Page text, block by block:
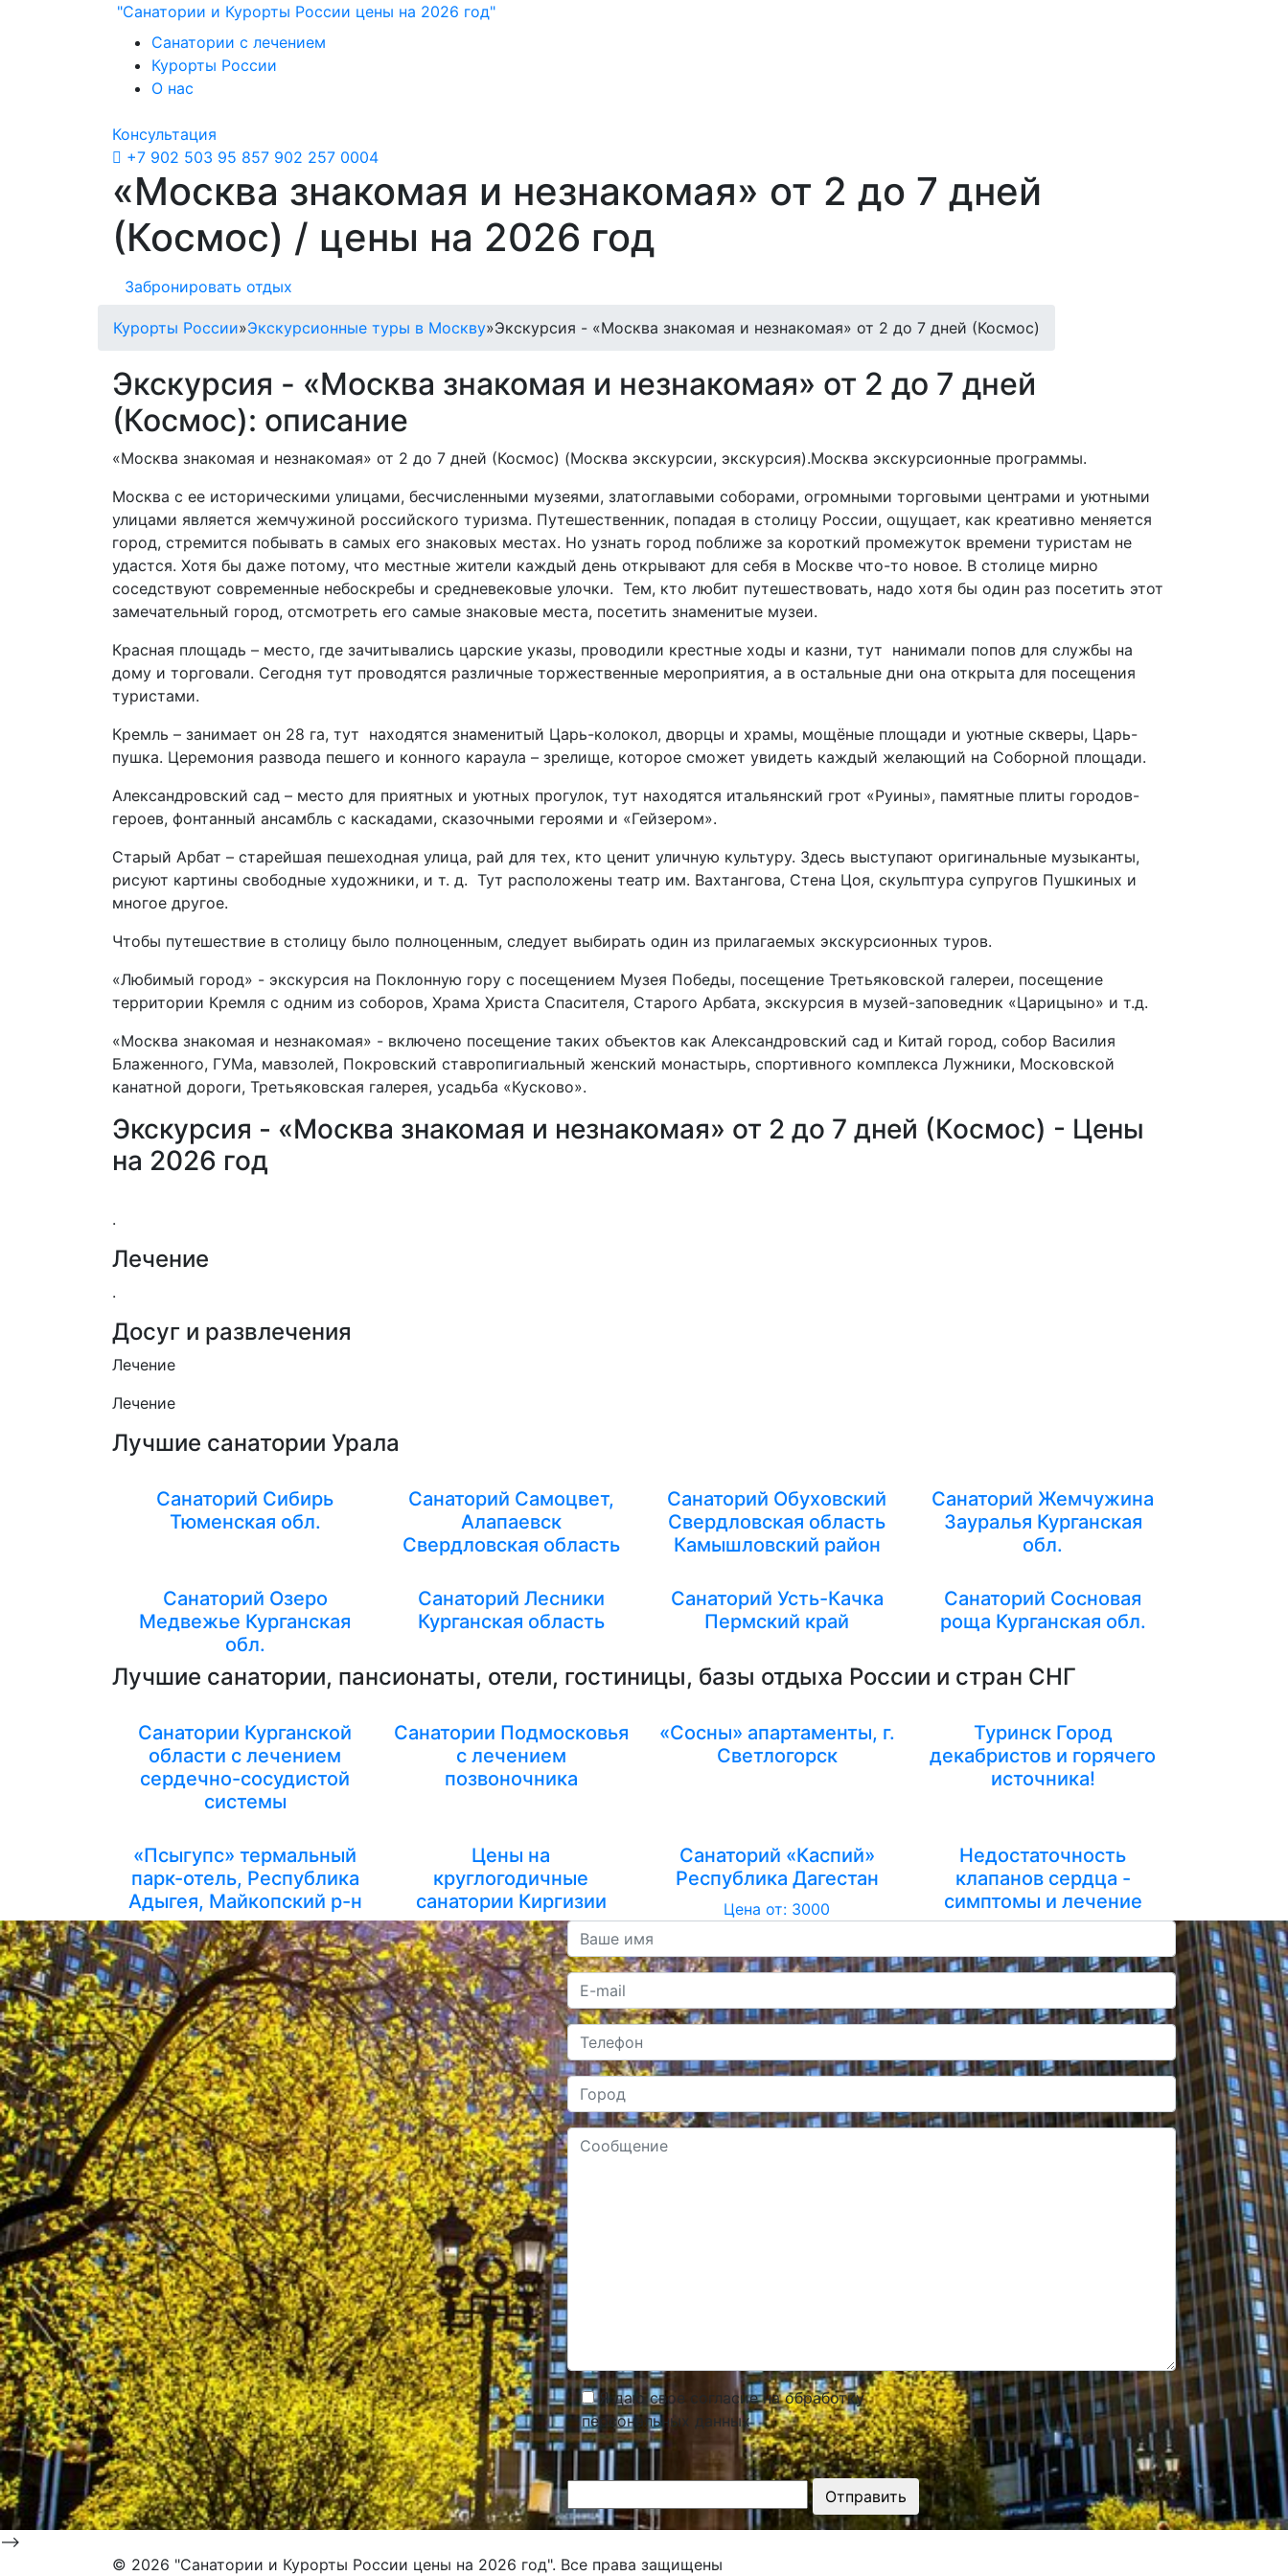
"Санатории и Курорты России цены на 2026 год"
Санатории с лечением
Курорты России
О нас
Консультация
+7 902 503 95 857 902 257 0004
«Москва знакомая и незнакомая» от 2 до 7 дней
(Космос) / цены на 2026 год
Забронировать отдых
Курорты России»Экскурсионные туры в Москву»Экскурсия - «Москва знакомая и незнакомая» от 2 до 7 дней (Космос)
Экскурсия - «Москва знакомая и незнакомая» от 2 до 7 дней
(Космос): описание
«Москва знакомая и незнакомая» от 2 до 7 дней (Космос) (Москва экскурсии, экскурсия).Москва экскурсионные программы.
Москва с ее историческими улицами, бесчисленными музеями, златоглавыми соборами, огромными торговыми центрами и уютными
улицами является жемчужиной российского туризма. Путешественник, попадая в столицу России, ощущает, как креативно меняется
город, стремится побывать в самых его знаковых местах. Но узнать город поближе за короткий промежуток времени туристам не
удастся. Хотя бы даже потому, что местные жители каждый день открывают для себя в Москве что-то новое. В столице мирно
соседствуют современные небоскребы и средневековые улочки. Тем, кто любит путешествовать, надо хотя бы один раз посетить этот
замечательный город, отсмотреть его самые знаковые места, посетить знаменитые музеи.
Красная площадь – место, где зачитывались царские указы, проводили крестные ходы и казни, тут нанимали попов для службы на
дому и торговали. Сегодня тут проводятся различные торжественные мероприятия, а в остальные дни она открыта для посещения
туристами.
Кремль – занимает он 28 га, тут находятся знаменитый Царь-колокол, дворцы и храмы, мощёные площади и уютные скверы, Царь-
пушка. Церемония развода пешего и конного караула – зрелище, которое сможет увидеть каждый желающий на Соборной площади.
Александровский сад – место для приятных и уютных прогулок, тут находятся итальянский грот «Руины», памятные плиты городов-
героев, фонтанный ансамбль с каскадами, сказочными героями и «Гейзером».
Старый Арбат – старейшая пешеходная улица, рай для тех, кто ценит уличную культуру. Здесь выступают оригинальные музыканты,
рисуют картины свободные художники, и т. д. Тут расположены театр им. Вахтангова, Стена Цоя, скульптура супругов Пушкиных и
многое другое.
Чтобы путешествие в столицу было полноценным, следует выбирать один из прилагаемых экскурсионных туров.
«Любимый город» - экскурсия на Поклонную гору с посещением Музея Победы, посещение Третьяковской галереи, посещение
территории Кремля с одним из соборов, Храма Христа Спасителя, Старого Арбата, экскурсия в музей-заповедник «Царицыно» и т.д.
«Москва знакомая и незнакомая» - включено посещение таких объектов как Александровский сад и Китай город, собор Василия
Блаженного, ГУМа, мавзолей, Покровский ставропигиальный женский монастырь, спортивного комплекса Лужники, Московской
канатной дороги, Третьяковская галерея, усадьба «Кусково».
Экскурсия - «Москва знакомая и незнакомая» от 2 до 7 дней (Космос) - Цены
на 2026 год
.
Лечение
.
Досуг и развлечения
Лечение
Лечение
Лучшие санатории Урала
Санаторий Сибирь
Тюменская обл.
Санаторий Самоцвет,
Алапаевск
Свердловская область
Санаторий Обуховский
Свердловская область
Камышловский район
Санаторий Жемчужина
Зауралья Курганская
обл.
Санаторий Озеро
Медвежье Курганская
обл.
Санаторий Лесники
Курганская область
Санаторий Усть-Качка
Пермский край
Санаторий Сосновая
роща Курганская обл.
Лучшие санатории, пансионаты, отели, гостиницы, базы отдыха России и стран СНГ
Санатории Курганской
области с лечением
сердечно-сосудистой
системы
Санатории Подмосковья
с лечением
позвоночника
«Сосны» апартаменты, г.
Светлогорск
Туринск Город
декабристов и горячего
источника!
«Псыгупс» термальный
парк-отель, Республика
Адыгея, Майкопский р-н
Цены на
круглогодичные
санатории Киргизии
Санаторий «Каспий»
Республика Дагестан
Цена от: 3000
Недостаточность
клапанов сердца -
симптомы и лечение
Я даю свое согласие на обработку
персональных данных
Отправить
-->
© 2026 "Санатории и Курорты России цены на 2026 год". Все права защищены